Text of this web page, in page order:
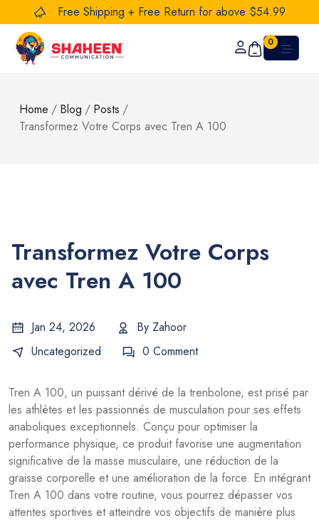
Free Shipping + Free Return for above $54.99
0
Home / Blog / Posts /
Transformez Votre Corps avec Tren A 100
Transformez Votre Corps
avec Tren A 100
Jan 24, 2026 By Zahoor
Uncategorized
0 Comment
Tren A 100, un puissant dérivé de la trenbolone, est prisé par
les athlètes et les passionnés de musculation pour ses effets
anaboliques exceptionnels. Conçu pour optimiser la
performance physique, ce produit favorise une augmentation
significative de la masse musculaire, une réduction de la
graisse corporelle et une amélioration de la force. En intégrant
Tren A 100 dans votre routine, vous pourrez dépasser vos
attentes sportives et atteindre vos objectifs de manière plus